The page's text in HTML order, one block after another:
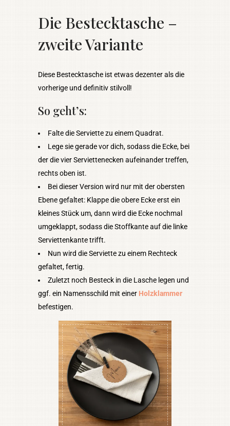
Die Bestecktasche –
zweite Variante
Diese Bestecktasche ist etwas dezenter als die
vorherige und definitiv stilvoll!
So geht’s:
Falte die Serviette zu einem Quadrat.
Lege sie gerade vor dich, sodass die Ecke, bei
der die vier Serviettenecken aufeinander treffen,
rechts oben ist.
Bei dieser Version wird nur mit der obersten
Ebene gefaltet: Klappe die obere Ecke erst ein
kleines Stück um, dann wird die Ecke nochmal
umgeklappt, sodass die Stoffkante auf die linke
Serviettenkante trifft.
Nun wird die Serviette zu einem Rechteck
gefaltet, fertig.
Zuletzt noch Besteck in die Lasche legen und
ggf. ein Namensschild mit einer Holzklammer
befestigen.